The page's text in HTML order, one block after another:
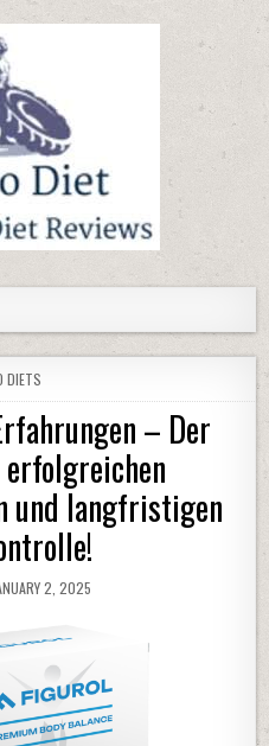
IN
DIETS
– Der
und langfristigen
DATE:
2, 2025